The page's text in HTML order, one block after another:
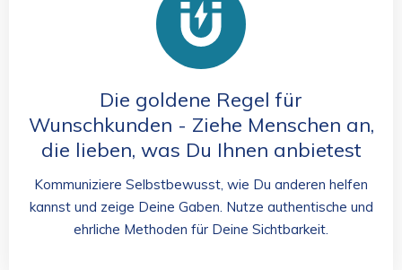
Die goldene Regel für
Wunschkunden - Ziehe Menschen an,
die lieben, was Du Ihnen anbietest
Kommuniziere Selbstbewusst, wie Du anderen helfen
kannst und zeige Deine Gaben. Nutze authentische und
ehrliche Methoden für Deine Sichtbarkeit.